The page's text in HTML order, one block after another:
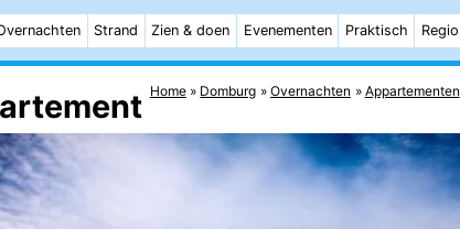
Strand Zien & doen Evenementen Praktisch Regio
Home Domburg Overnachten Appartementen